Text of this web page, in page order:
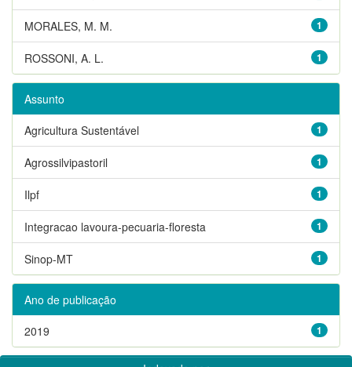
1
MORALES, M. M.
1
ROSSONI, A. L.
Assunto
1
Agricultura Sustentável
1
Agrossilvipastoril
1
Ilpf
1
Integracao lavoura-pecuaria-floresta
1
Sinop-MT
Ano de publicação
1
2019